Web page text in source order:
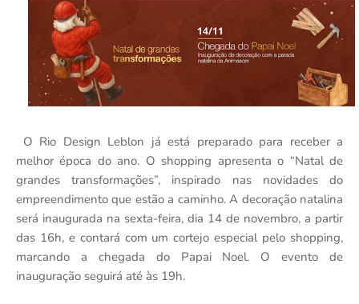
O Rio Design Leblon já está preparado para receber a
melhor época do ano. O shopping apresenta o “Natal de
grandes transformações”, inspirado nas novidades do
empreendimento que estão a caminho. A decoração natalina
será inaugurada na sexta-feira, dia 14 de novembro, a partir
das 16h, e contará com um cortejo especial pelo shopping,
marcando a chegada do Papai Noel. O evento de
inauguração seguirá até às 19h.